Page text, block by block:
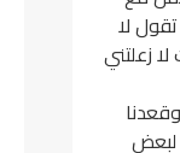
لا
زعلتني
لبعض